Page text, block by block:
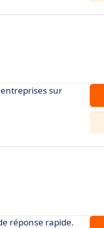
sur
réponse rapide.